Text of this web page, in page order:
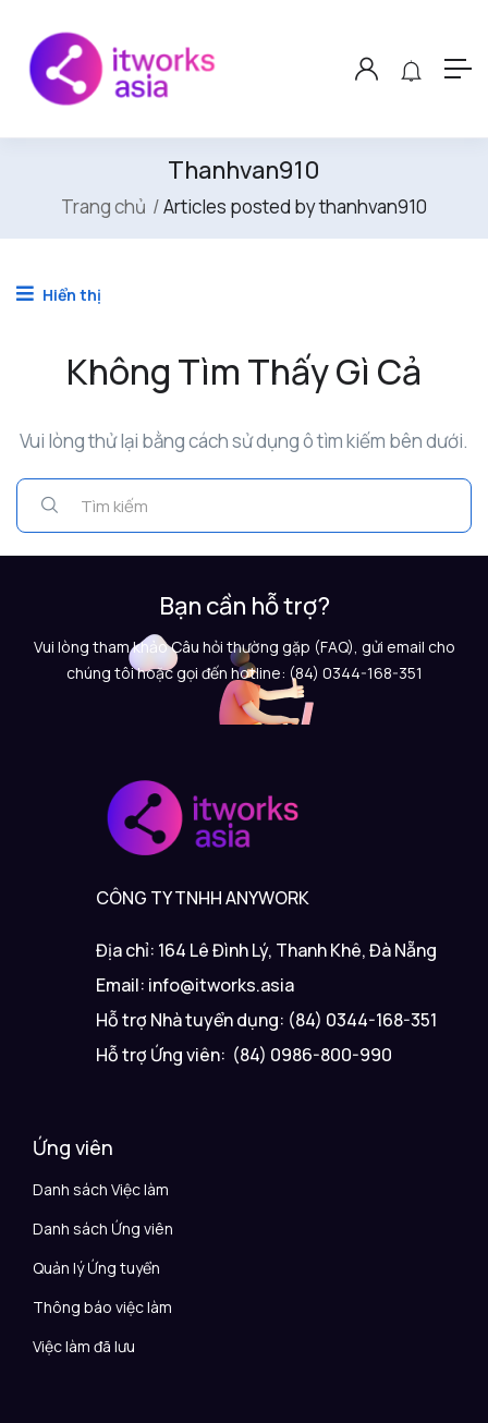
Thanhvan910
Trang chủ Articles posted by thanhvan910
Hiển thị
Không Tìm Thấy Gì Cả
Vui lòng thử lại bằng cách sử dụng ô tìm kiếm bên dưới.
Bạn cần hỗ trợ?
Vui lòng tham khảo Câu hỏi thường gặp (FAQ), gửi email cho
chúng tôi hoặc gọi đến hotline: (84) 0344-168-351
CÔNG TY TNHH ANYWORK
Địa chỉ: 164 Lê Đình Lý, Thanh Khê, Đà Nẵng
Email: info@itworks.asia
Hỗ trợ Nhà tuyển dụng: (84) 0344-168-351
Hỗ trợ Ứng viên: (84) 0986-800-990
Ứng viên
Danh sách Việc làm
Danh sách Ứng viên
Quản lý Ứng tuyển
Thông báo việc làm
Việc làm đã lưu